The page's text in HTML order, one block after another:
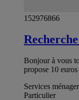
152976866
Bonjour à vous
propose 10
Services
Particulier